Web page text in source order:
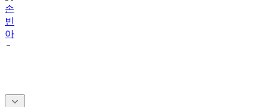
손
빈
아